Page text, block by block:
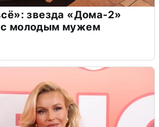
звезда «Дома-2»
с молодым мужем